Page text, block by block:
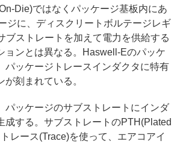
Die)ではなくパッケージ基板内にあ
ジに、ディスクリートボルテージレギ
ブストレートを加えて電力を供給する
ョンとは異なる。Haswell-Eのパッケ
パッケージトレースインダクタに特有
刻まれている。
ッケージのサブストレートにインダ
成する。サブストレートのPTH(Plated
レース(Trace)を使って、エアコアイ